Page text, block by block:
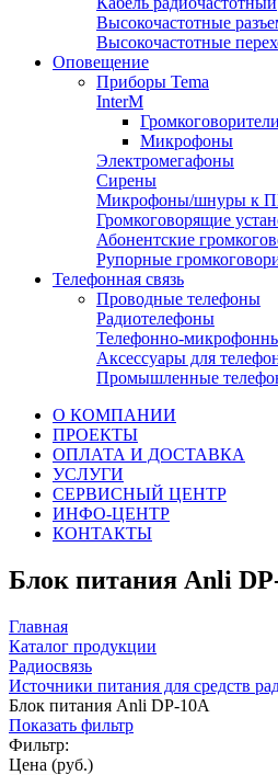
Высокочастотные
Высокочастотные
Оповещение
Приборы Tema
InterM
Громкоговорители
Микрофоны
Электромегафоны
Сирены
Микрофоны/шнуры к
Громкоговорящие
Абонентские
Рупорные
Телефонная связь
Проводные телефоны
Радиотелефоны
Телефонно-
Аксессуары для
Промышленные
О КОМПАНИИ
ПРОЕКТЫ
ОПЛАТА И ДОСТАВКА
УСЛУГИ
СЕРВИСНЫЙ ЦЕНТР
ИНФО-ЦЕНТР
КОНТАКТЫ
Блок питания Anli
Главная
Каталог продукции
Радиосвязь
Источники питания для средств
Блок питания Anli DP-10A
Показать фильтр
Фильтр:
Цена (руб.)